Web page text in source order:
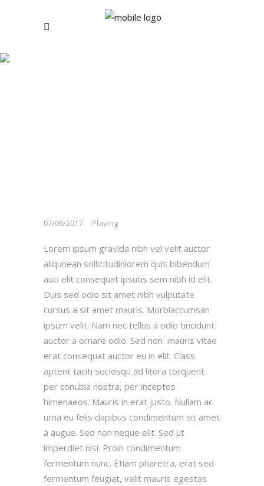
07/06/2017 Playing
Lorem ipsum gravida nibh vel velit auctor
aliqunean sollicitudinlorem quis bibendum
auci elit consequat ipsutis sem nibh id elit.
Duis sed odio sit amet nibh vulputate
cursus a sit amet mauris. Morbiaccumsan
ipsum velit. Nam nec tellus a odio tincidunt
auctor a ornare odio. Sed non mauris vitae
erat consequat auctor eu in elit. Class
aptent taciti sociosqu ad litora torquent
per conubia nostra, per inceptos
himenaeos. Mauris in erat justo. Nullam ac
urna eu felis dapibus condimentum sit amet
a augue. Sed non neque elit. Sed ut
imperdiet nisi. Proin condimentum
fermentum nunc. Etiam pharetra, erat sed
fermentum feugiat, velit mauris egestas